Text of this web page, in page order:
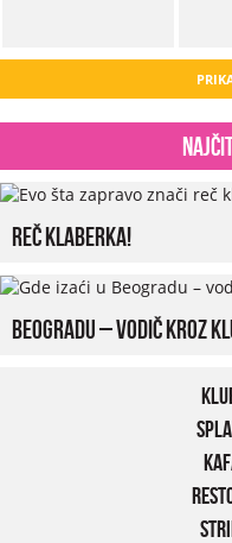
reč klaberka!
Beogradu – vodič kroz